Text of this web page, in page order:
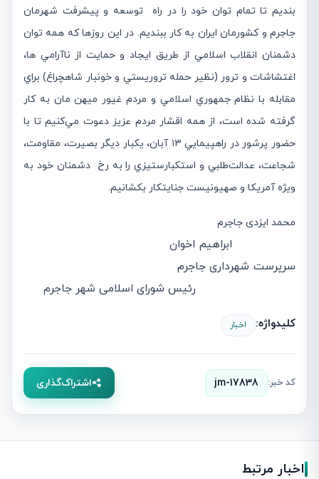
بنديم تا تمام توان خود را در راه توسعه و پیشرفت شهرمان
جاجرم و کشورمان ایران به كار ببنديم. در اين روزها كه همه توان
دشمنان انقلاب اسلامي از طريق ايجاد و حمايت از نا‌آرامي ها،
اغتشاشات و ترور (نظير حمله تروريستي و خونبار شاهچراغ) براي
مقابله با نظام جمهوري اسلامي و مردم غيور ميهن مان به كار
گرفته شده است، از همه اقشار مردم عزيز دعوت مي‌كنیم تا با
حضور پرشور در راهپيمايي ۱۳ آبان، يكبار ديگر بصيرت، مقاومت،
شجاعت، عدالت‌طلبي و استكبارستيزي را به رخ دشمنان خود به
ويژه آمريكا و صهيونيست جنايتكار بكشانيم.
محمد ایزدی جاجرم
ابراهیم اخوان
سرپرست شهرداری جاجرم
رئیس شورای اسلامی شهر جاجرم
کلیدواژه: اخبار
کد خبر: jm-17838 اشتراک‌گذاری
اخبار مرتبط